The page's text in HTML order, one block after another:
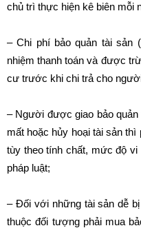
chủ trì thực hiện kê biên mỗi
– Chi phí bảo quản tài sản
nhiệm thanh toán và được
cư trước khi chi trả cho
– Người được giao bảo quản
mất hoặc hủy hoại tài sản
tùy theo tính chất, mức độ
pháp luật;
– Đối với những tài sản dễ
thuộc đối tượng phải mua